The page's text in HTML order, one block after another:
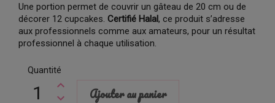
Une portion permet de couvrir un gâteau de 20 cm ou de
décorer 12 cupcakes. Certifié Halal, ce produit s’adresse
aux professionnels comme aux amateurs, pour un résultat
professionnel à chaque utilisation.
Quantité
Ajouter au panier